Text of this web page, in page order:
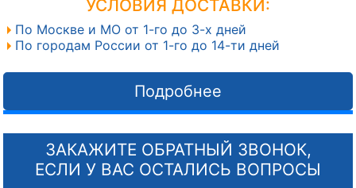
УСЛОВИЯ ДОСТАВКИ:
По Москве и МО от 1-го до 3-х дней
По городам России от 1-го до 14-ти дней
Подробнее
ЗАКАЖИТЕ ОБРАТНЫЙ ЗВОНОК,
ЕСЛИ У ВАС ОСТАЛИСЬ ВОПРОСЫ